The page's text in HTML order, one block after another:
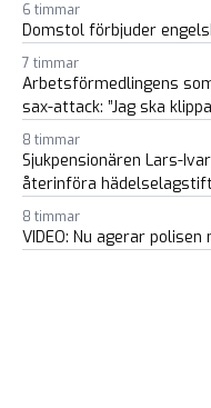
6 timmar
Domstol förbjuder
7 timmar
Arbetsförmedlingens
sax-attack: ”Jag ska
8 timmar
Sjukpensionären Lars-
återinföra
8 timmar
VIDEO: Nu agerar